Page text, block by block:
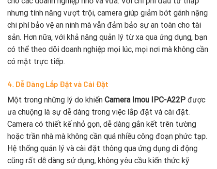
nhưng tính năng vượt trội, camera giúp giảm bớt gánh nặng
chi phí bảo vệ an ninh mà vẫn đảm bảo sự an toàn cho tài
sản. Hơn nữa, với khả năng quản lý từ xa qua ứng dụng, bạn
có thể theo dõi doanh nghiệp mọi lúc, mọi nơi mà không cần
có mặt trực tiếp.
4. Dễ Dàng Lắp Đặt và Cài Đặt
Một trong những lý do khiến Camera Imou IPC-A22P được
ưa chuộng là sự dễ dàng trong việc lắp đặt và cài đặt.
Camera có thiết kế nhỏ gọn, dễ dàng gắn kết trên tường
hoặc trần nhà mà không cần quá nhiều công đoạn phức tạp.
Hệ thống quản lý và cài đặt thông qua ứng dụng di động
cũng rất dễ dàng sử dụng, không yêu cầu kiến thức kỹ